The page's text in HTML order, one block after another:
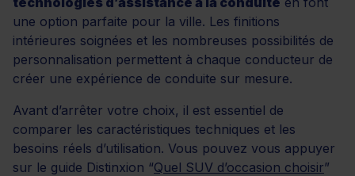
une option parfaite pour la ville. Les finitions
intérieures soignées et les nombreuses possibilités de
personnalisation permettent à chaque conducteur de
créer une expérience de conduite sur mesure.
Avant d’arrêter votre choix, il est essentiel de
comparer les caractéristiques techniques et les
besoins réels d’utilisation. Vous pouvez vous appuyer
sur le guide Distinxion “Quel SUV d’occasion choisir”